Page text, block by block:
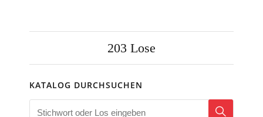
203 Lose
KATALOG DURCHSUCHEN